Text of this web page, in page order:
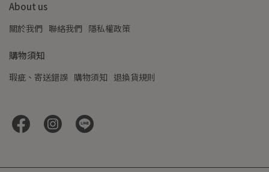
About us
關於我們 聯絡我們 隱私權政策
購物須知
瑕疵、寄送錯誤 購物須知 退換貨規則